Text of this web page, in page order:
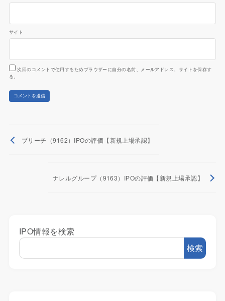
サイト
次回のコメントで使用するためブラウザーに自分の名前、メールアドレス、サイトを保存す
る。
ブリーチ（9162）IPOの評価【新規上場承認】
ナレルグループ（9163）IPOの評価【新規上場承認】
IPO情報を検索
検索